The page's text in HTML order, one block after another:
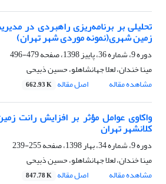
تحلیلی بر برنامه‌ریزی راهبردی در
زمین شهری(نمونه موردی شهر تهران)
دوره 9، شماره 36، پاییز 1398، صفحه
479-496
مینا خندان، لعلا جهانشاهلو، حسین ذبیحی
مشاهده مقاله
اصل مقاله 662.93 K
واکاوی عوامل مؤثر بر افزایش رانت
کلانشهر تهران
دوره 9، شماره 34، بهار 1398، صفحه
255-239
مینا خندان، لعلا جهانشاهلو، حسین ذبیحی
مشاهده مقاله
اصل مقاله 847.78 K